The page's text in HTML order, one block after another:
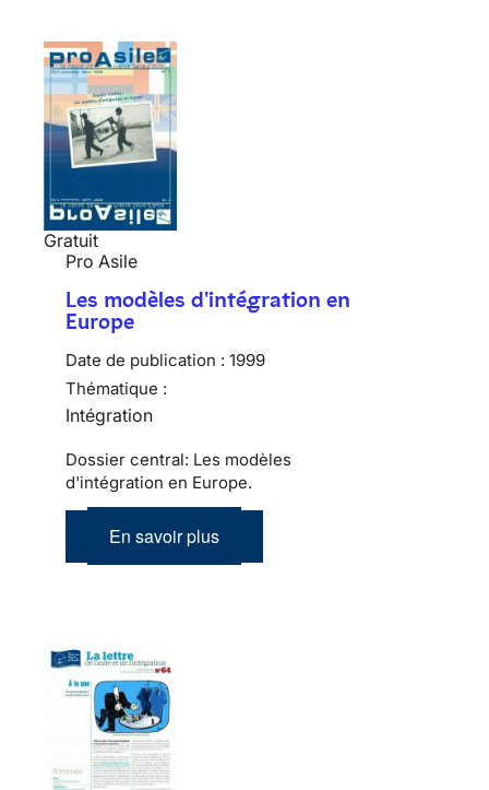
Gratuit
Pro Asile
Les modèles d'intégration en
Europe
Date de publication : 1999
Thématique :
Intégration
Dossier central: Les modèles
d'intégration en Europe.
En savoir plus